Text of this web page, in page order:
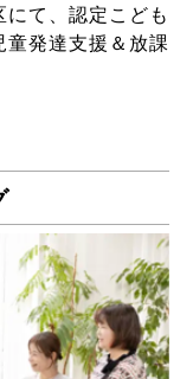
て、認定こども
童発達支援＆放課